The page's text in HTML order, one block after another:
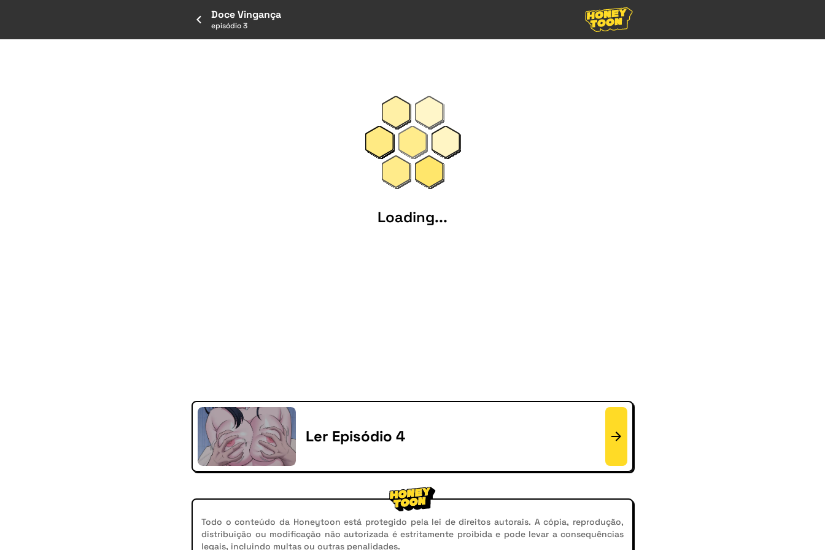
Doce Vingança
episódio 3
Loading...
Ler Episódio 4
Todo o conteúdo da Honeytoon está protegido pela lei de direitos autorais. A cópia, reprodução,
distribuição ou modificação não autorizada é estritamente proibida e pode levar a consequências
legais, incluindo multas ou outras penalidades.